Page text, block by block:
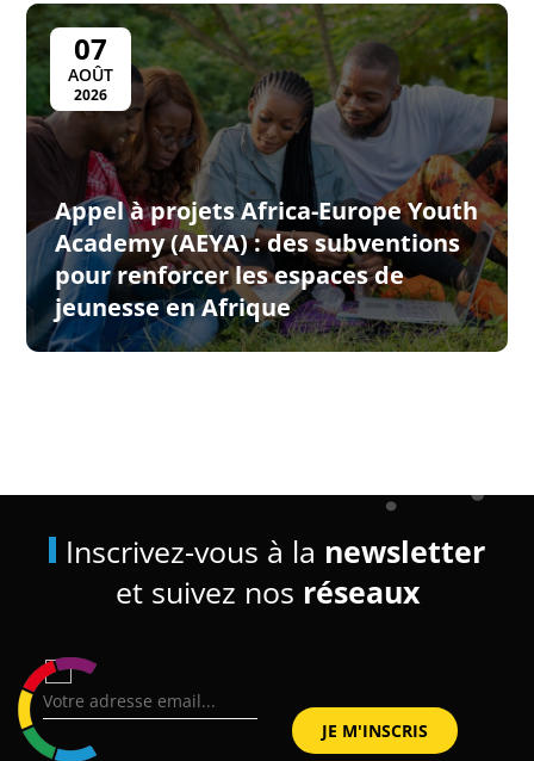
07
AOÛT
2026
Appel à projets Africa-Europe Youth
Academy (AEYA) : des subventions
pour renforcer les espaces de
jeunesse en Afrique
Inscrivez-vous à la newsletter
et suivez nos réseaux